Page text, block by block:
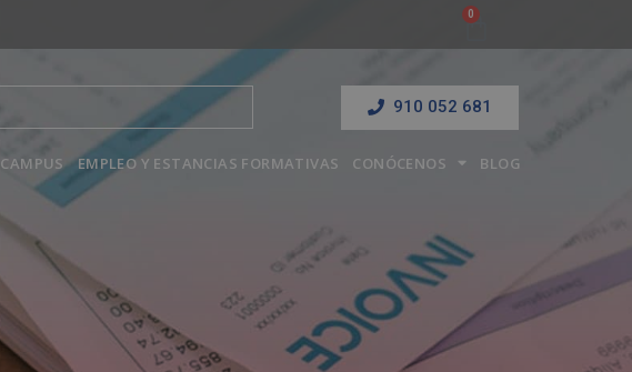
910 052 681
CAMPUS EMPLEO Y ESTANCIAS FORMATIVAS CONÓCENOS BLOG